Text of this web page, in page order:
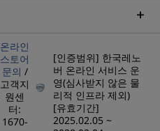
온라인
스토어
문의 /
고객지
원센
터:
1670-
[인증범위] 한국레노
버 온라인 서비스 운
영(심사받지 않은 물
리적 인프라 제외)
[유효기간]
2025.02.05 ~